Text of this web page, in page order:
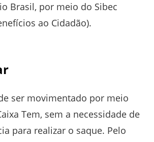
Brasil, por meio do Sibec
ao Cidadão).
ser movimentado por meio
Tem, sem a necessidade de
para realizar o saque. Pelo